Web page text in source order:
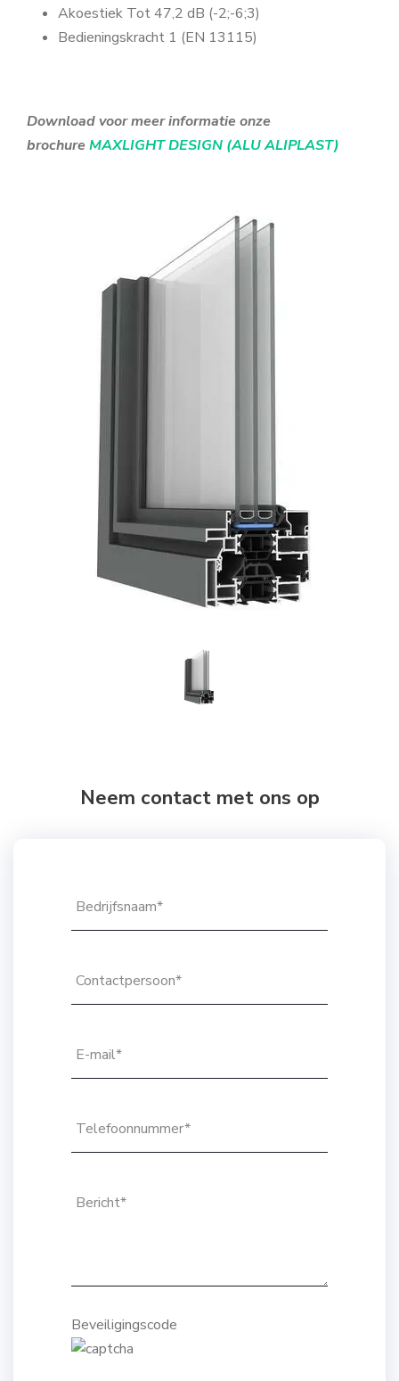
Akoestiek Tot 47,2 dB (-2;-6;3)
Bedieningskracht 1 (EN 13115)
Download voor meer informatie onze
brochure MAXLIGHT DESIGN (ALU ALIPLAST)
Neem contact met ons op
Beveiligingscode